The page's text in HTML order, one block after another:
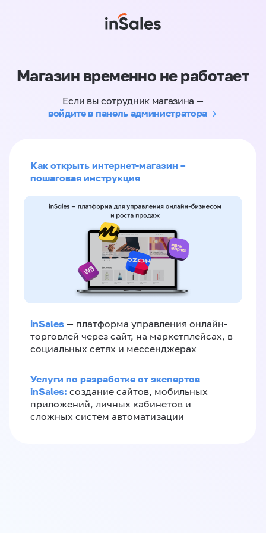
Магазин временно не работает
Если вы сотрудник магазина —
войдите в панель администратора
Как открыть интернет-магазин –
пошаговая инструкция
inSales — платформа управления онлайн-
торговлей через сайт, на маркетплейсах, в
социальных сетях и мессенджерах
Услуги по разработке от экспертов
inSales: создание сайтов, мобильных
приложений, личных кабинетов и
сложных систем автоматизации